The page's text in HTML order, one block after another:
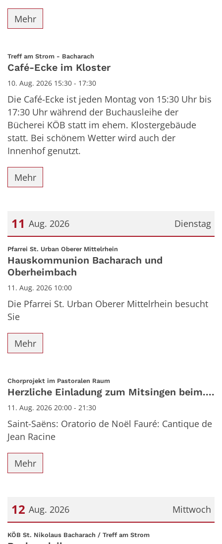
Mehr
Treff am Strom - Bacharach
Café-Ecke im Kloster
10. Aug. 2026 15:30 - 17:30
Die Café-Ecke ist jeden Montag von 15:30 Uhr bis
17:30 Uhr während der Buchausleihe der
Bücherei KÖB statt im ehem. Klostergebäude
statt. Bei schönem Wetter wird auch der
Innenhof genutzt.
Mehr
Dienstag
11 Aug. 2026
Datum: 11. August 2026
Pfarrei St. Urban Oberer Mittelrhein
Hauskommunion Bacharach und
Oberheimbach
11. Aug. 2026 10:00
Die Pfarrei St. Urban Oberer Mittelrhein besucht
Sie
Mehr
Chorprojekt im Pastoralen Raum:
Herzliche Einladung zum Mitsingen beim....
11. Aug. 2026 20:00 - 21:30
Saint-Saëns: Oratorio de Noël Fauré: Cantique de
Jean Racine
Mehr
Mittwoch
12 Aug. 2026
Datum: 12. August 2026
KÖB St. Nikolaus Bacharach / Treff am Strom: